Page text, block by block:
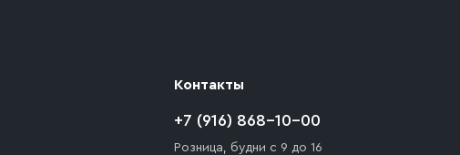
Контакты
+7 (916) 868-10-00
Розница, будни с 9 до 16